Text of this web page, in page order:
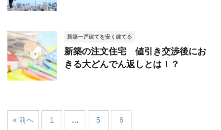
新築一戸建てを安く建てる
新築の注文住宅 値引き交渉後にお
きる大どんでん返しとは！？
« 前へ 1 … 5 6